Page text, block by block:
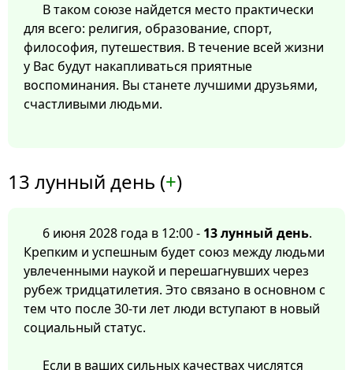
В таком союзе найдется место практически
для всего: религия, образование, спорт,
философия, путешествия. В течение всей жизни
у Вас будут накапливаться приятные
воспоминания. Вы станете лучшими друзьями,
счастливыми людьми.
13 лунный день (+)
6 июня 2028 года в 12:00 - 13 лунный день.
Крепким и успешным будет союз между людьми
увлеченными наукой и перешагнувших через
рубеж тридцатилетия. Это связано в основном с
тем что после 30-ти лет люди вступают в новый
социальный статус.
Если в ваших сильных качествах числятся